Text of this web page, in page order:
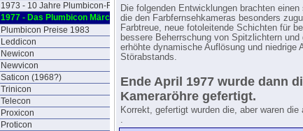
1973 - 10 Jahre Plumbicon-Röhre
1977 - Das Plumbicon Märchen
Plumbicon Preise 1983
Leddicon
Newicon
Newvicon
Saticon (1968?)
Trinicon
Telecon
Proxicon
Proticon
Die folgenden Entwicklungen brachten
die den Farbfernsehkameras besonders
Farbtreue, neue fotoleitende Schichten für
bessere Beherrschung von Spitzlichtern
erhöhte dynamische Auflösung und niedrige
Störabstands.
Ende April 1977 wurde dann
Kameraröhre gefertigt.
Korrekt, gefertigt wurden die, aber waren
.